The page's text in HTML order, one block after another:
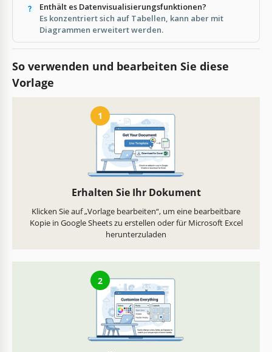
Enthält es Datenvisualisierungsfunktionen?
Es konzentriert sich auf Tabellen, kann aber mit
Diagrammen erweitert werden.
So verwenden und bearbeiten Sie diese
Vorlage
1
Erhalten Sie Ihr Dokument
Klicken Sie auf „Vorlage bearbeiten“, um eine bearbeitbare
Kopie in Google Sheets zu erstellen oder für Microsoft Excel
herunterzuladen
2